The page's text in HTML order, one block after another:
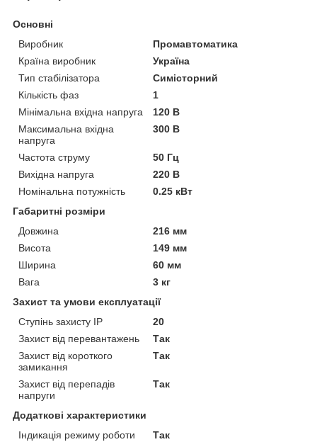
Основні
Виробник
Промавтоматика
Країна виробник
Україна
Тип стабілізатора
Симісторний
Кількість фаз
1
Мінімальна вхідна напруга
120 В
Максимальна вхідна
напруга
300 В
Частота струму
50 Гц
Вихідна напруга
220 В
Номінальна потужність
0.25 кВт
Габаритні розміри
Довжина
216 мм
Висота
149 мм
Ширина
60 мм
Вага
3 кг
Захист та умови експлуатації
Ступінь захисту IP
20
Захист від перевантажень
Так
Захист від короткого
замикання
Так
Захист від перепадів
напруги
Так
Додаткові характеристики
Індикація режиму роботи
Так